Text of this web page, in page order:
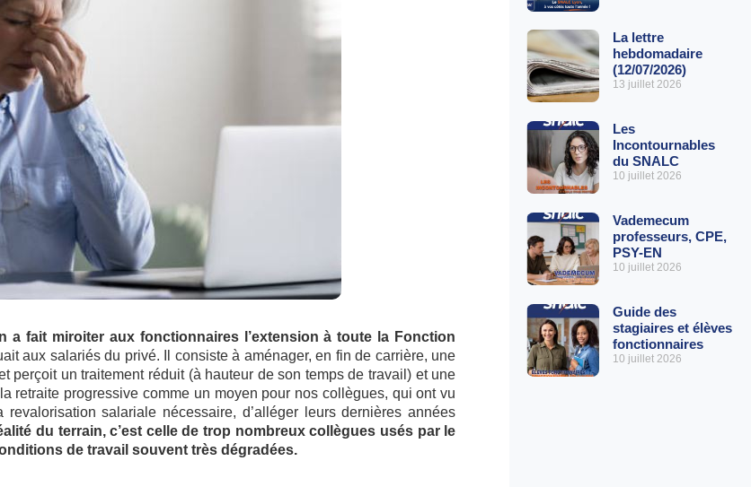
a fait miroiter aux fonctionnaires l’extension à toute la Fonction
aux salariés du privé. Il consiste à aménager, en fin de carrière, une
un traitement réduit (à hauteur de son temps de travail) et une
retraite progressive comme un moyen pour nos collègues, qui ont vu
salariale nécessaire, d’alléger leurs dernières années
du terrain, c’est celle de trop nombreux collègues usés par le
de travail souvent très dégradées.
La lettre
hebdomadaire
(12/07/2026)
13 juillet 2026
Les
Incontournables
du SNALC
10 juillet 2026
Vademecum
professeurs, CPE,
PSY-EN
10 juillet 2026
Guide des
stagiaires et élèves
fonctionnaires
10 juillet 2026